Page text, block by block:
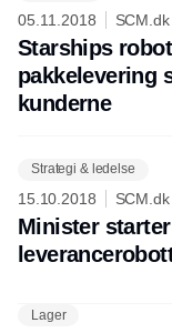
05.11.2018 SCM.dk
Starships
pakkelevering
kunderne
Strategi & ledelse
15.10.2018 SCM.dk
Minister
Lager